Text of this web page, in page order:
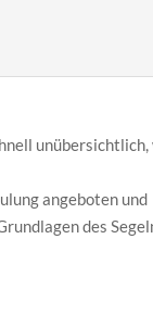
angeboten
des